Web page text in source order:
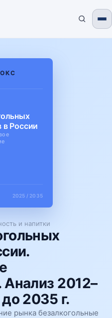
и напитки
Анализ 2012–
2035 г.
рынка безалкогольные
в России
2025 / 2035